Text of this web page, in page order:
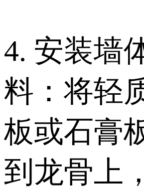
4. 安装墙
料：将轻
板或石膏
到龙骨上